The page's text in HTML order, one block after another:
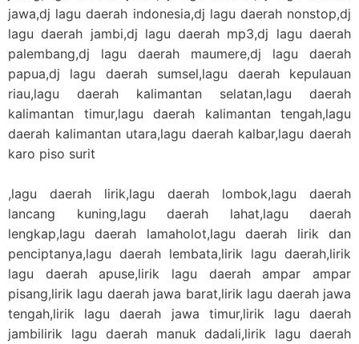
jawa,dj lagu daerah indonesia,dj lagu daerah nonstop,dj
lagu daerah jambi,dj lagu daerah mp3,dj lagu daerah
palembang,dj lagu daerah maumere,dj lagu daerah
papua,dj lagu daerah sumsel,lagu daerah kepulauan
riau,lagu daerah kalimantan selatan,lagu daerah
kalimantan timur,lagu daerah kalimantan tengah,lagu
daerah kalimantan utara,lagu daerah kalbar,lagu daerah
karo piso surit
,lagu daerah lirik,lagu daerah lombok,lagu daerah
lancang kuning,lagu daerah lahat,lagu daerah
lengkap,lagu daerah lamaholot,lagu daerah lirik dan
penciptanya,lagu daerah lembata,lirik lagu daerah,lirik
lagu daerah apuse,lirik lagu daerah ampar ampar
pisang,lirik lagu daerah jawa barat,lirik lagu daerah jawa
tengah,lirik lagu daerah jawa timur,lirik lagu daerah
jambilirik lagu daerah manuk dadali,lirik lagu daerah